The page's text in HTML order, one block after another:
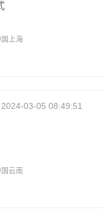
国上海
2024-03-05 08:49:51
云南